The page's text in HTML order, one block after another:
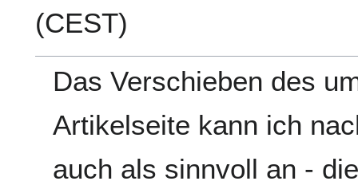
(CEST)
Das Verschieben des
Artikelseite kann ich
auch als sinnvoll an -